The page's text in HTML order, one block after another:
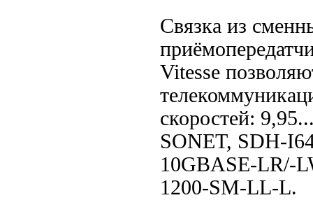
Связка из
Vitesse
скоростей:
SONET, SDH-
10GBASE-LR/-
1200-SM-LL-L.